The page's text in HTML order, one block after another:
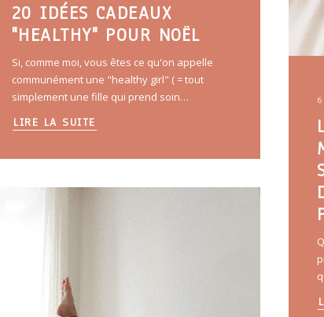
6
20 IDÉES CADEAUX
"HEALTHY" POUR NOËL
Si, comme moi, vous êtes ce qu'on appelle
communément une "healthy girl" ( = tout
simplement une fille qui prend soin…
LIRE LA SUITE